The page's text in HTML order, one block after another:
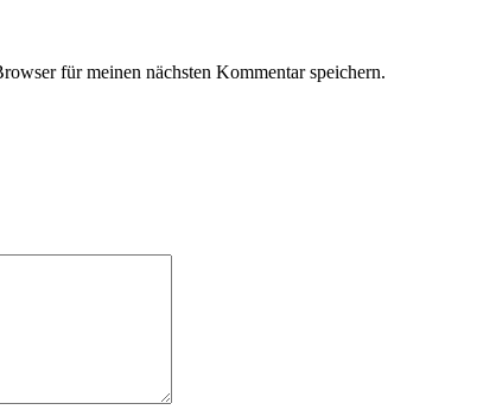
für meinen nächsten Kommentar speichern.